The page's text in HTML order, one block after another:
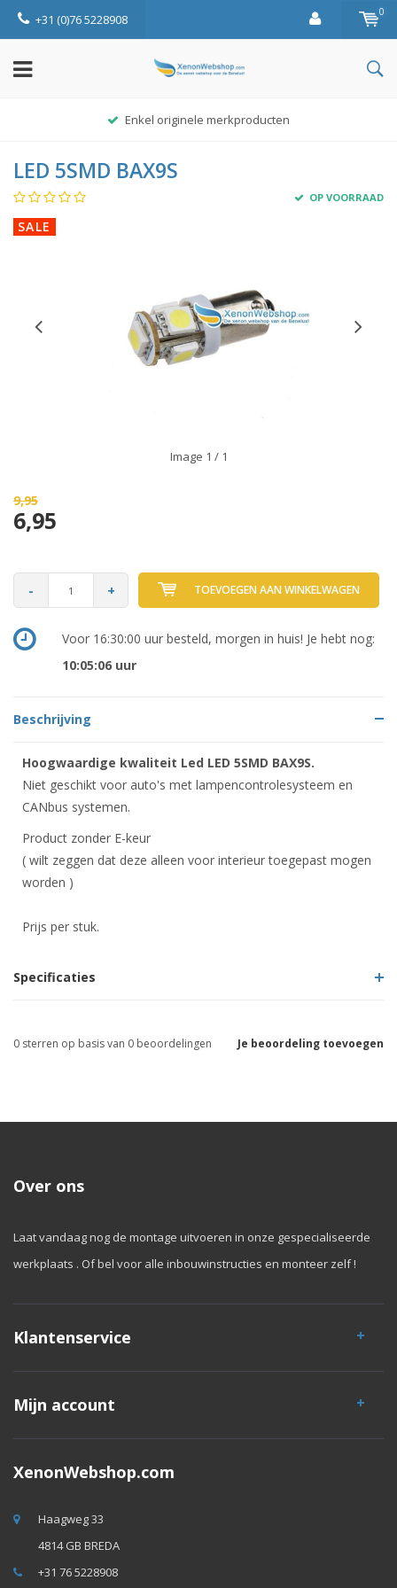
+31 (0)76 5228908 0
Enkel originele merkproducten
LED 5SMD BAX9S
OP VOORRAAD
SALE
Image 1 / 1
9,95
6,95
- + TOEVOEGEN AAN WINKELWAGEN
Voor 16:30:00 uur besteld, morgen in huis! Je hebt nog:
10:05:06uur
Beschrijving
Hoogwaardige kwaliteit Led LED 5SMD BAX9S.
Niet geschikt voor auto's met lampencontrolesysteem en
CANbus systemen.
Product zonder E-keur
( wilt zeggen dat deze alleen voor interieur toegepast mogen
worden )
Prijs per stuk.
Specificaties
Je beoordeling toevoegen
0 sterren op basis van 0 beoordelingen
Over ons
Laat vandaag nog de montage uitvoeren in onze gespecialiseerde
werkplaats . Of bel voor alle inbouwinstructies en monteer zelf !
Klantenservice
Mijn account
XenonWebshop.com
Haagweg 33
4814 GB BREDA
+31 76 5228908